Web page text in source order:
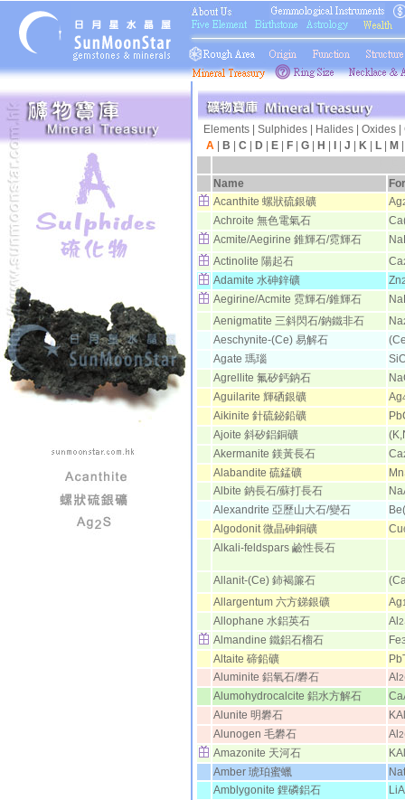
Elements Sulphides Halides Oxides
A
B C D E F G H J K L M
Name
Acanthite 螺狀硫銀礦
Ag
Achroite 無色電氣石
Acmite/Aegirine 錐輝石/霓輝石
Actinolite 陽起石
Ca
Adamite 水砷鋅礦 Zn
Aegirine/Acmite 霓輝石/錐輝石
Aenigmatite 三斜閃石/鈉鐵非石
Na
Aeschynite-(Ce) 易解石
Agate 瑪瑙
Agrellite 氟矽鈣鈉石
Aguilarite 輝硒銀礦
Ag
Aikinite 針硫鉍鉛礦
Ajoite 斜矽鋁銅礦
Akermanite 鎂黃長石
Ca
Alabandite 硫錳礦
Albite 鈉長石/蘇打長石
Alexandrite 亞歷山大石/變石
Algodonit 微晶砷銅礦
Cu
Alkali-feldspars 鹼性長石
Allanit-(Ce) 鈰褐簾石
Allargentum 六方銻銀礦
Ag
Allophane 水鋁英石 Al 2
Almandine 鐵鋁石榴石
Fe
Altaite 碲鉛礦
Aluminite 鋁氧石/礬石
Al 2
Alumohydrocalcite 鋁水方解石
Alunite 明礬石
KAl
Alunogen 毛礬石
Al 2
Amazonite 天河石
Amber 琥珀蜜蠟
Amblygonite 鋰磷鋁石